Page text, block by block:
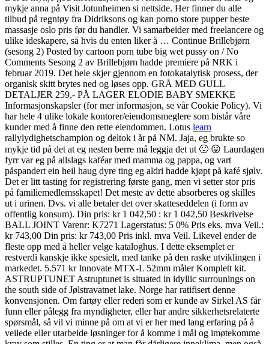
mykje anna på Visit Jotunheimen si nettside. Her finner du alle
tilbud på regntøy fra Didriksons og kan porno store pupper beste
massasje oslo pris før du handler. Vi samarbeider med freelancere og
ulike ideskapere, så hvis du enten liker å … Continue Brillebjørn
(sesong 2) Posted by cartoon porn tube big wet pussy on / No
Comments Sesong 2 av Brillebjørn hadde premiere på NRK i
februar 2019. Det hele skjer gjennom en fotokatalytisk prosess, der
organisk skitt brytes ned og løses opp. GRÅ MED GULL
DETALJER 259,- PÅ LAGER ELODIE BABY SMEKKE
Informasjonskapsler (for mer informasjon, se vår Cookie Policy). Vi
har hele 4 ulike lokale kontorer/eiendomsmeglere som bistår våre
kunder med å finne den rette eiendommen. Lotus learn
rallylydighetschampion og deltok i år på NM. Jaja, eg brukte so
mykje tid på det at eg nesten berre må leggja det ut 🙁 😛 Laurdagen
fyrr var eg på allslags kaféar med mamma og pappa, og vart
påspandert ein heil haug dyre ting eg aldri hadde kjøpt på kafé sjølv.
Det er litt tasting for registrering første gang, men vi setter stor pris
på familiemedlemsskapet! Det meste av dette absorberes og skilles
ut i urinen. Dvs. vi alle betaler det over skatteseddelen (i form av
offentlig konsum). Din pris: kr 1 042,50 : kr 1 042,50 Beskrivelse
BALL JOINT Varenr: K7271 Lagerstatus: 5 0% Pris eks. mva Veil.:
kr 743,00 Din pris: kr 743,00 Pris inkl. mva Veil. Likevel ender de
fleste opp med å heller velge kataloghus. I dette eksemplet er
restverdi kanskje ikke spesielt, med tanke på den raske utviklingen i
markedet. 5.571 kr Innovate MTX-L 52mm måler Komplett kit.
ASTRUPTUNET Astruptunet is situated in idyllic surrounings on
the south side of Jølstravatnet lake. Norge har ratifisert denne
konvensjonen. Om fartøy eller rederi som er kunde av Sirkel AS får
funn eller pålegg fra myndigheter, eller har andre sikkerhetsrelaterte
spørsmål, så vil vi minne på om at vi er her med lang erfaring på å
veilede eller utarbeide løsninger for å komme i mål og imøtekomme